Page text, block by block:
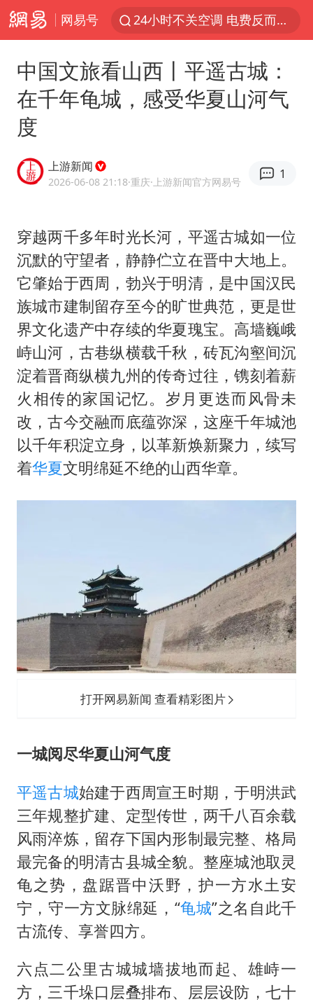
网易号
维持强台风级！白海豚直奔华东沿海
顾客结账把钱扔地上 服务员霸气扔回
“天津之眼”摩天轮附近2人落水
“银行午休1.5小时”留个窗口行不行
如何把百年大党建设得更加坚强有力
41岁女子为鼓励女儿考上985研究生
乘客脱鞋散发异味 司机提醒反被怼
日本籍女网红在韩直播时自杀身亡
香港殿堂级填词人黎彼得因病离世 终年76岁
弹药库存告急 美军补货难
总书记关心百姓身边这些民生大事
中国文旅看山西丨平遥古城：
在千年龟城，感受华夏山河气
度
上游新闻
2026-06-08 21:18·重庆·上游新闻官方网易号
1
穿越两千多年时光长河，平遥古城如一位
沉默的守望者，静静伫立在晋中大地上。
它肇始于西周，勃兴于明清，是中国汉民
族城市建制留存至今的旷世典范，更是世
界文化遗产中存续的华夏瑰宝。高墙巍峨
峙山河，古巷纵横载千秋，砖瓦沟壑间沉
淀着晋商纵横九州的传奇过往，镌刻着薪
火相传的家国记忆。岁月更迭而风骨未
改，古今交融而底蕴弥深，这座千年城池
以千年积淀立身，以革新焕新聚力，续写
着华夏文明绵延不绝的山西华章。
打开网易新闻 查看精彩图片
一城阅尽华夏山河气度
平遥古城始建于西周宣王时期，于明洪武
三年规整扩建、定型传世，两千八百余载
风雨淬炼，留存下国内形制最完整、格局
最完备的明清古县城全貌。整座城池取灵
龟之势，盘踞晋中沃野，护一方水土安
宁，守一方文脉绵延，“龟城”之名自此千
古流传、享誉四方。
六点二公里古城城墙拔地而起、雄峙一
方，三千垛口层叠排布、层层设防，七十